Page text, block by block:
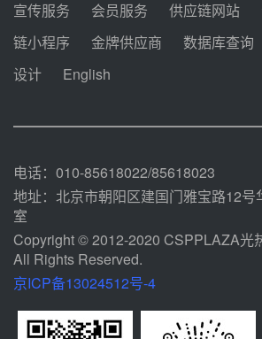
中能建华中试
100MW光热项
规模化助力构建
宣传服务 会员服务 供应链网站
链小程序
金牌供应商 数据库查询
设计
English
电话：010-85618022/85618023
地址：北京市朝阳区建国门雅宝路12
室
Copyright © 2012-2020 CSPPLAZA光
All Rights Reserved.
京ICP备13024512号-4